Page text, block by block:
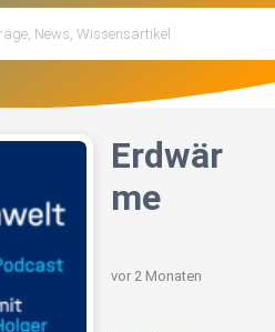
Erdwär
me
vor 2 Monaten